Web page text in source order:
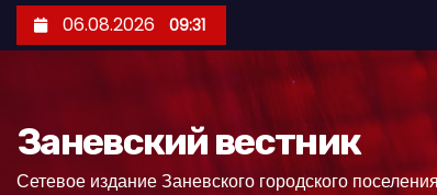
е
06.08.2026 09:31
Заневский вестник
Сетевое издание Заневского городского поселения